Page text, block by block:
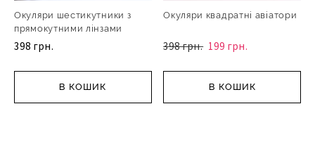
Окуляри шестикутники з
прямокутними лінзами
398 грн.
В КОШИК
Окуляри квадратні авіатори
398 грн. 199 грн.
В КОШИК